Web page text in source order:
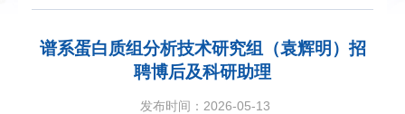
谱系蛋白质组分析技术研究组（袁辉明）招
聘博后及科研助理
发布时间：2026-05-13